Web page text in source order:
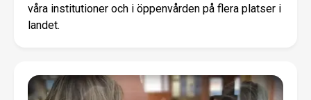
våra institutioner och i öppenvården på flera platser i
landet.